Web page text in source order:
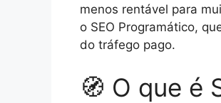
menos rentável para
o SEO Programático,
do tráfego pago.
🧭 O que é